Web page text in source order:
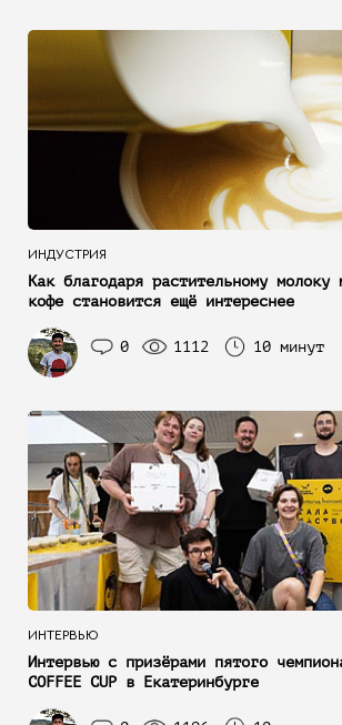
ИНДУСТРИЯ
Как благодаря растительному
кофе становится ещё интереснее
0 1112 10 минут
ИНТЕРВЬЮ
Интервью с призёрами пятого
COFFEE CUP в Екатеринбурге